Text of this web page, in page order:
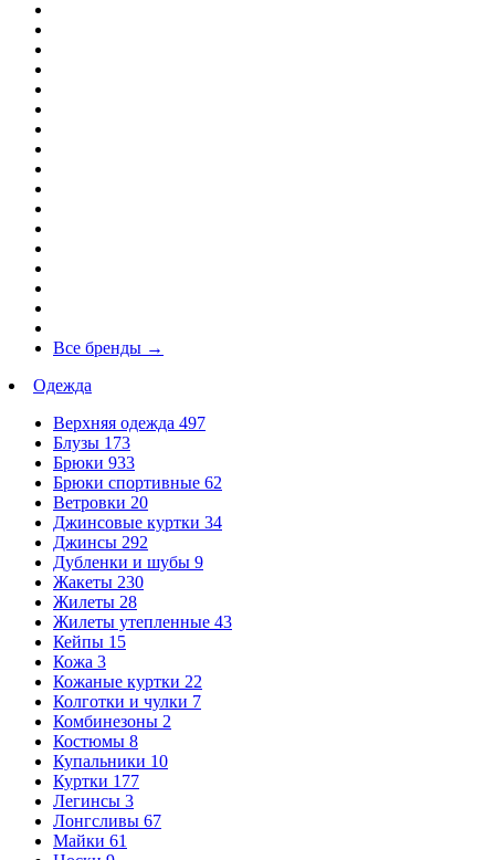
Все бренды →
Одежда
Верхняя одежда 497
Блузы 173
Брюки 933
Брюки спортивные 62
Ветровки 20
Джинсовые куртки 34
Джинсы 292
Дубленки и шубы 9
Жакеты 230
Жилеты 28
Жилеты утепленные 43
Кейпы 15
Кожа 3
Кожаные куртки 22
Колготки и чулки 7
Комбинезоны 2
Костюмы 8
Купальники 10
Куртки 177
Легинсы 3
Лонгсливы 67
Майки 61